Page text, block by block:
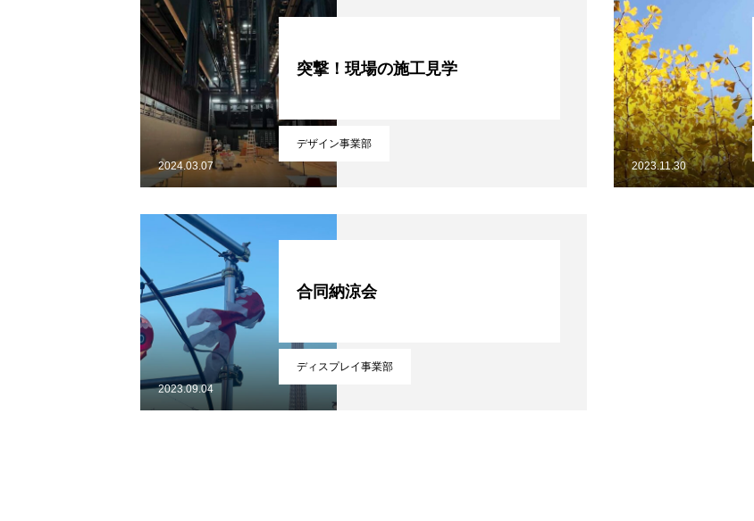
COMPANY
BUSINESS
RECRUITMENT
プライバシーポリシー
デザイン事業部
突撃！現場の施工見学
2024.03.07 2023.11.30
ディスプレイ事業部
合同納涼会
2023.09.04